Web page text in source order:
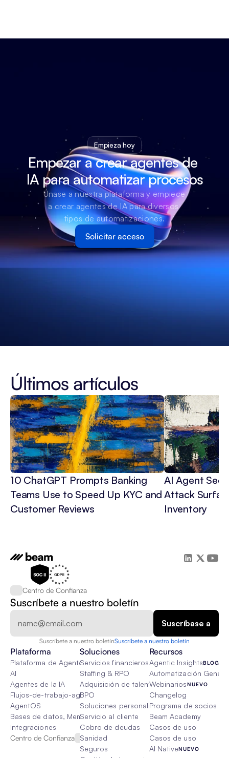
Empieza hoy
Empezar a crear agentes de
IA para automatizar procesos
Únase a nuestra plataforma y empiece
a crear agentes de IA para diversos
tipos de automatizaciones.
Solicitar acceso
Últimos artículos
10 ChatGPT Prompts Banking
Teams Use to Speed Up KYC and
Customer Reviews
AI Agent
Attack
Inventory
Centro de Confianza
Suscríbete a nuestro boletín
Suscríbete a nuestro boletínSuscríbete a nuestro boletín
Plataforma
Plataforma de Agente de IA
AI
Agentes de la IA
Flujos-de-trabajo-agenticos
AgentOS
Bases de datos, Memoria & Trapo
Integraciones
Centro de Confianza
Soluciones
Servicios financieros
Staffing & RPO
Adquisición de talento
BPO
Soluciones personalizadas de IA
Servicio al cliente
Cobro de deudas
Sanidad
Seguros
Recursos
Agentic InsightsBLOG
Automatización
WebinariosNUEVO
Changelog
Programa de socios
Beam Academy
Casos de uso
Casos de uso
AI NativeNUEVO